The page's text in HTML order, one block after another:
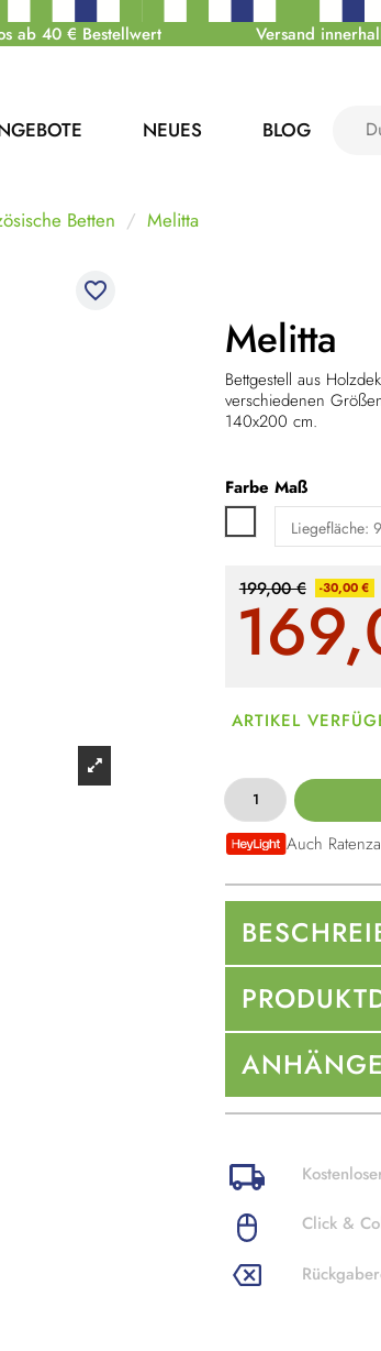
ab 40 € Bestellwert Versand
NEUES BLOG
Betten Melitta
favorite_border
Melitta
Bettgestell aus
verschiedenen
140x200 cm.
Farbe Maß
199,00 € -30,00 €
ARTIKEL
Auch
ANHÄNGE
Click &